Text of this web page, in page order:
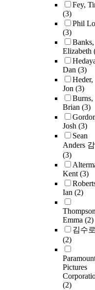
Fey,
(3)
Phil
(3)
Banks,
Elizabeth
Dan (3)
Heder,
Jon (3)
Burns,
Brian (3)
Josh (3)
Sean
Anders
(3)
Kent(3)
Ian (2)
Emma (2)
김수로
(2)
Pictures
(2)